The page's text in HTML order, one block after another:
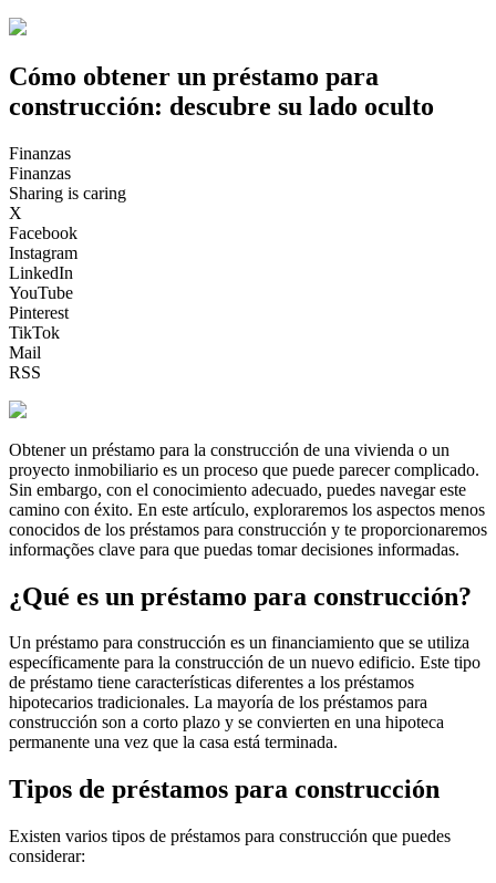
Cómo obtener un préstamo para
construcción: descubre su lado oculto
Finanzas
Finanzas
Sharing is caring
X
Facebook
Instagram
LinkedIn
YouTube
Pinterest
TikTok
Mail
RSS
Obtener un préstamo para la construcción de una vivienda o un
proyecto inmobiliario es un proceso que puede parecer complicado.
Sin embargo, con el conocimiento adecuado, puedes navegar este
camino con éxito. En este artículo, exploraremos los aspectos menos
conocidos de los préstamos para construcción y te proporcionaremos
informações clave para que puedas tomar decisiones informadas.
¿Qué es un préstamo para construcción?
Un préstamo para construcción es un financiamiento que se utiliza
específicamente para la construcción de un nuevo edificio. Este tipo
de préstamo tiene características diferentes a los préstamos
hipotecarios tradicionales. La mayoría de los préstamos para
construcción son a corto plazo y se convierten en una hipoteca
permanente una vez que la casa está terminada.
Tipos de préstamos para construcción
Existen varios tipos de préstamos para construcción que puedes
considerar: